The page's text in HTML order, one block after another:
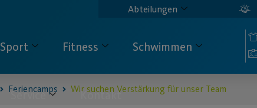
Abteilungen
Sport Fitness Schwimmen
Service Kontakt
Feriencamps Wir suchen Verstärkung für unser Team